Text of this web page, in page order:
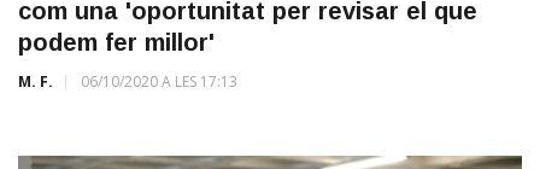
com una 'oportunitat per revisar el que
podem fer millor'
M. F. 06/10/2020 A LES 17:13